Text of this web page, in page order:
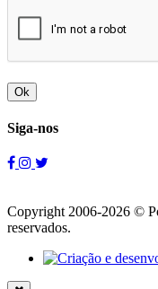
Ok
Siga-nos
Copyright 2006-2026 ©
reservados.